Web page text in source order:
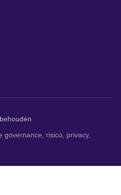
risico, privacy,